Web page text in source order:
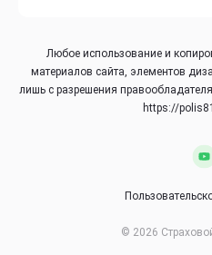
Любое использование и
материалов сайта, элементов
лишь с разрешения
https://
© 2026